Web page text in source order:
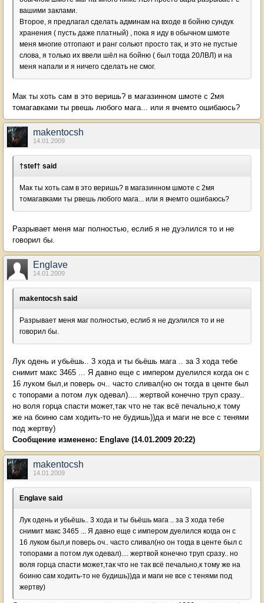
вашими заклами.
Второе, я предлагал сделать админам на входе в бойню сундук
хранения ( пусть даже платный) , пока я иду в обычном шмоте
меня многие отгопают и ранг сольют просто так, и это не пустые
слова, я только их ввели шёл на бойню ( был тогда 20ЛВЛ) и на
меня напали и я ничего сделать не смог.
Мак ты хоть сам в это веришь? в магазинном шмоте с 2мя
томагавками ты рвешь любого мага... или я вчемто ошибаюсь?
makentocsh
14.01.2009
†stef† said
Мак ты хоть сам в это веришь? в магазинном шмоте с 2мя
томагавками ты рвешь любого мага... или я вчемто ошибаюсь?
Разрывает меня маг полностью, еслиб я не дуэлился то и не
говорил бы.
Englave
14.01.2009
makentocsh said
Разрывает меня маг полностью, еслиб я не дуэлился то и не
говорил бы.
Лук одень и убьёшь.. 3 хода и ты бьёшь мага .. за 3 хода тебе
снимит макс 3465 ... Я давно еще с импером дуелился когда он с
16 луком был,и поверь оч.. часто сливал(но он тогда в центе был
с топорами а потом лук одевал).... жертвой конечно труп сразу..
но воля горца спасти может,так что не так всё печально,к тому
же на боиню сам ходить-то не будишь))да и маги не все с тенями
под жертву)
Сообщение изменено: Englave (14.01.2009 20:22)
makentocsh
14.01.2009
Englave said
Лук одень и убьёшь.. 3 хода и ты бьёшь мага .. за 3 хода тебе
снимит макс 3465 ... Я давно еще с импером дуелился когда он с
16 луком был,и поверь оч.. часто сливал(но он тогда в центе был с
топорами а потом лук одевал).... жертвой конечно труп сразу.. но
воля горца спасти может,так что не так всё печально,к тому же на
боиню сам ходить-то не будишь))да и маги не все с тенями под
жертву)